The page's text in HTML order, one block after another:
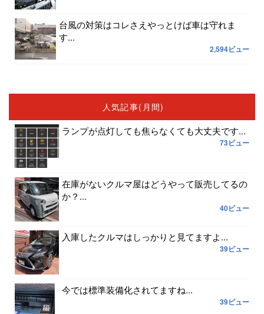
台風の対策はコレさえやっとけば車は守れま
す...
2,594ビュー
人気記事(月間)
ランプが点灯しても焦らなくても大丈夫です...
73ビュー
在庫がないクルマ屋はどうやって販売してるの
か？...
40ビュー
入庫したクルマはしっかりと見てますよ...
39ビュー
今では標準装備化されてますね...
39ビュー